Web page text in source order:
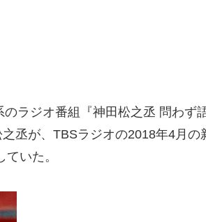
ラジオ番組『神田松之丞 問わず
丞が、TBSラジオの2018年4月の
いた。